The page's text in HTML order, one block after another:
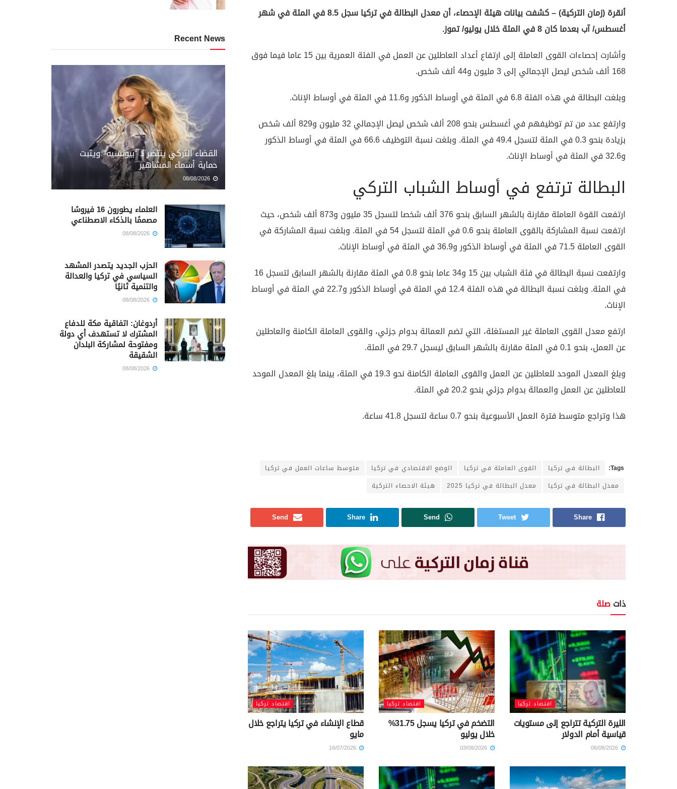
أنقرة (زمان التركية) – كشفت بيانات هيئة الإحصاء، أن معدل البطالة في تركيا سجل 8.5 في المئة في شهر
أغسطس/ آب بعدما كان 8 في المئة خلال يوليو/ تموز.
وأشارت إحصاءات القوى العاملة إلى ارتفاع أعداد العاطلين عن العمل في الفئة العمرية بين 15 عاما فيما فوق
168 ألف شخص ليصل الإجمالي إلى 3 مليون و44 ألف شخص.
وبلغت البطالة في هذه الفئة 6.8 في المئة في أوساط الذكور و11.6 في المئة في أوساط الإناث.
وارتفع عدد من تم توظيفهم في أغسطس بنحو 208 ألف شخص ليصل الإجمالي 32 مليون و829 ألف شخص
بزيادة بنحو 0.3 في المئة لتسجل 49.4 في المئة. وبلغت نسبة التوظيف 66.6 في المئة في أوساط الذكور
و32.6 في المئة في أوساط الإناث.
البطالة ترتفع في أوساط الشباب التركي
ارتفعت القوة العاملة مقارنة بالشهر السابق بنحو 376 ألف شخصا لتسجل 35 مليون و873 ألف شخص، حيث
ارتفعت نسبة المشاركة بالقوى العاملة بنحو 0.6 في المئة لتسجل 54 في المئة. وبلغت نسبة المشاركة في
القوى العاملة 71.5 في المئة في أوساط الذكور و36.9 في المئة في أوساط الإناث.
وارتفعت نسبة البطالة في فئة الشباب بين 15 و34 عاما بنحو 0.8 في المئة مقارنة بالشهر السابق لتسجل 16
في المئة. وبلغت نسبة البطالة في هذه الفئة 12.4 في المئة في أوساط الذكور و22.7 في المئة في أوساط
الإناث.
ارتفع معدل القوى العاملة غير المستغلة، التي تضم العمالة بدوام جزئي، والقوى العاملة الكامنة والعاطلين
عن العمل، بنحو 0.1 في المئة مقارنة بالشهر السابق ليسجل 29.7 في المئة.
وبلغ المعدل الموحد للعاطلين عن العمل والقوى العاملة الكامنة نحو 19.3 في المئة، بينما بلغ المعدل الموحد
للعاطلين عن العمل والعمالة بدوام جزئي بنحو 20.2 في المئة.
هذا وتراجع متوسط فترة العمل الأسبوعية بنحو 0.7 ساعة لتسجل 41.8 ساعة.
Tags: البطالة في تركيا القوى العاملة في تركيا الوضع الاقتصادي في تركيا
متوسط ساعات العمل في تركيا
معدل البطالة في تركيا
معدل البطالة في تركيا 2025 هيئة الاحصاء التركية
Share
Tweet
Send
Share
Send
ذات صلة
اقتصاد تركيا
الليرة التركية تتراجع إلى مستويات
قياسية أمام الدولار
اقتصاد تركيا
التضخم في تركيا يسجل 31.75%
خلال يوليو
اقتصاد تركيا
قطاع الإنشاء في تركيا يتراجع خلال
مايو
Recent News
القضاء التركي ينتصر لـ “بيونسيه” ويثبت
حماية أسماء المشاهير
العلماء يطورون 16 فيروسًا
مصممًا بالذكاء الاصطناعي
الحزب الجديد يتصدر المشهد
السياسي في تركيا والعدالة
والتنمية ثانيًا
أردوغان: اتفاقية مكة للدفاع
المشترك لا تستهدف أي دولة
ومفتوحة لمشاركة البلدان
الشقيقة